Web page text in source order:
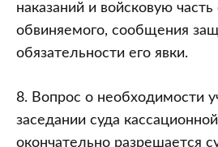
наказаний и войсковую часть
обвиняемого, сообщения
обязательности его явки.
8. Вопрос о необходимости
заседании суда
окончательно разрешается